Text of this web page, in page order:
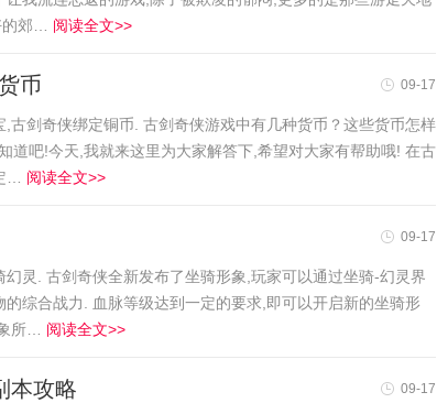
的郊… 阅读全文>>
币 09-17
古剑奇侠绑定铜币. 古剑奇侠游戏中有几种货币？这些货币怎样
道吧!今天,我就来这里为大家解答下,希望对大家有帮助哦! 在古
… 阅读全文>>
09-17
灵. 古剑奇侠全新发布了坐骑形象,玩家可以通过坐骑-幻灵界
综合战力. 血脉等级达到一定的要求,即可以开启新的坐骑形
所… 阅读全文>>
本攻略 09-17